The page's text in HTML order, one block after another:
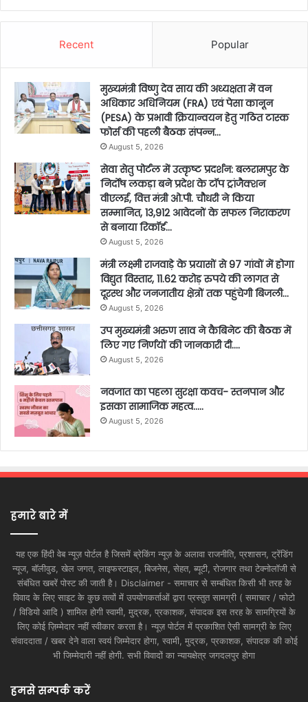
Recent Popular
मुख्यमंत्री विष्णु देव साय की अध्यक्षता में वन
अधिकार अधिनियम (FRA) एवं पेसा कानून
(PESA) के प्रभावी क्रियान्वयन हेतु गठित टास्क
फोर्स की पहली बैठक संपन्न…
August 5, 2026
सेवा सेतु पोर्टल में उत्कृष्ट प्रदर्शन: बलरामपुर के
निर्दोष लकड़ा बने प्रदेश के टॉप ट्रांजैक्शन
वीएलई, वित्त मंत्री ओ.पी. चौधरी ने किया
सम्मानित, 13,912 आवेदनों के सफल निराकरण
से बनाया रिकॉर्ड…
August 5, 2026
मंत्री लक्ष्मी राजवाड़े के प्रयासों से 97 गांवों में होगा
विद्युत विस्तार, 11.62 करोड़ रुपये की लागत से
दूरस्थ और जनजातीय क्षेत्रों तक पहुंचेगी बिजली…
August 5, 2026
उप मुख्यमंत्री अरुण साव ने कैबिनेट की बैठक में
लिए गए निर्णयों की जानकारी दी….
August 5, 2026
नवजात का पहला सुरक्षा कवच- स्तनपान और
इसका सामाजिक महत्व…..
August 5, 2026
हमारे बारे में
यह एक हिंदी वेब न्यूज़ पोर्टल है जिसमें ब्रेकिंग न्यूज़ के अलावा राजनीति, प्रशासन, ट्रेंडिंग
न्यूज, बॉलीवुड, खेल जगत, लाइफस्टाइल, बिजनेस, सेहत, ब्यूटी, रोजगार तथा टेक्नोलॉजी से
संबंधित खबरें पोस्ट की जाती है। Disclaimer - समाचार से सम्बंधित किसी भी तरह के
विवाद के लिए साइट के कुछ तत्वों में उपयोगकर्ताओं द्वारा प्रस्तुत सामग्री ( समाचार / फोटो
/ विडियो आदि ) शामिल होगी स्वामी, मुद्रक, प्रकाशक, संपादक इस तरह के सामग्रियों के
लिए कोई ज़िम्मेदार नहीं स्वीकार करता है। न्यूज़ पोर्टल में प्रकाशित ऐसी सामग्री के लिए
संवाददाता / खबर देने वाला स्वयं जिम्मेदार होगा, स्वामी, मुद्रक, प्रकाशक, संपादक की कोई
भी जिम्मेदारी नहीं होगी. सभी विवादों का न्यायक्षेत्र जगदलपुर होगा
हमसे सम्पर्क करें